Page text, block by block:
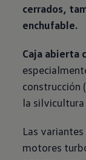
cerrados,
enchufable.
Caja abierta
construcción
la silvicultura
Las
motores